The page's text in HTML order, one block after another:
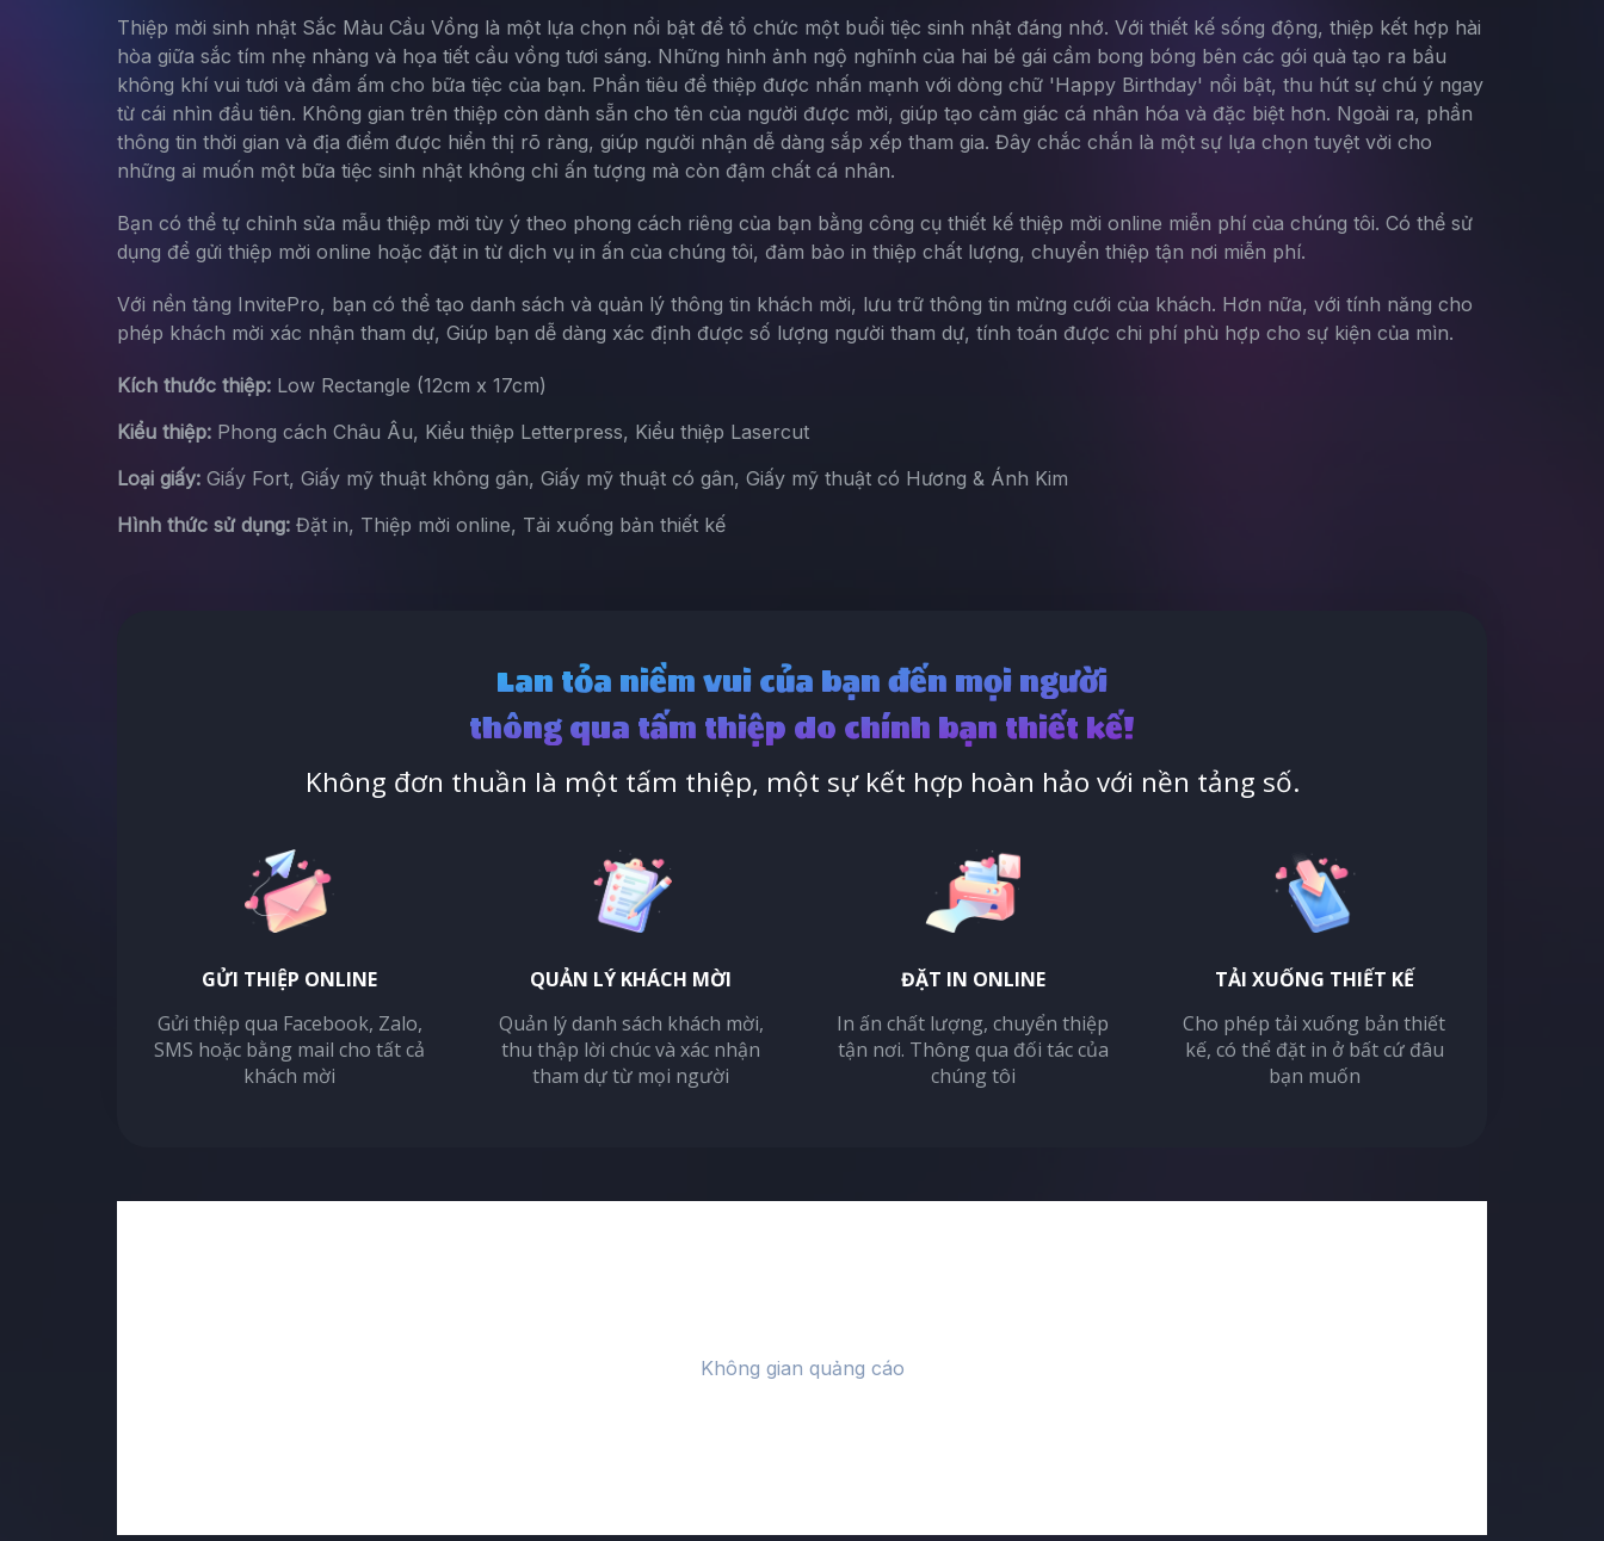
Thiệp mời sinh nhật Sắc Màu Cầu Vồng là một lựa chọn nổi bật để tổ chức một buổi tiệc sinh nhật đáng nhớ. Với thiết kế sống động, thiệp kết hợp hài
hòa giữa sắc tím nhẹ nhàng và họa tiết cầu vồng tươi sáng. Những hình ảnh ngộ nghĩnh của hai bé gái cầm bong bóng bên các gói quà tạo ra bầu
không khí vui tươi và đầm ấm cho bữa tiệc của bạn. Phần tiêu đề thiệp được nhấn mạnh với dòng chữ 'Happy Birthday' nổi bật, thu hút sự chú ý ngay
từ cái nhìn đầu tiên. Không gian trên thiệp còn dành sẵn cho tên của người được mời, giúp tạo cảm giác cá nhân hóa và đặc biệt hơn. Ngoài ra, phần
thông tin thời gian và địa điểm được hiển thị rõ ràng, giúp người nhận dễ dàng sắp xếp tham gia. Đây chắc chắn là một sự lựa chọn tuyệt vời cho
những ai muốn một bữa tiệc sinh nhật không chỉ ấn tượng mà còn đậm chất cá nhân.
Bạn có thể tự chỉnh sửa mẫu thiệp mời tùy ý theo phong cách riêng của bạn bằng công cụ thiết kế thiệp mời online miễn phí của chúng tôi. Có thể sử
dụng để gửi thiệp mời online hoặc đặt in từ dịch vụ in ấn của chúng tôi, đảm bảo in thiệp chất lượng, chuyển thiệp tận nơi miễn phí.
Với nền tảng InvitePro, bạn có thể tạo danh sách và quản lý thông tin khách mời, lưu trữ thông tin mừng cưới của khách. Hơn nữa, với tính năng cho
phép khách mời xác nhận tham dự, Giúp bạn dễ dàng xác định được số lượng người tham dự, tính toán được chi phí phù hợp cho sự kiện của mìn.
Kích thước thiệp: Low Rectangle (12cm x 17cm)
Kiểu thiệp: Phong cách Châu Âu, Kiểu thiệp Letterpress, Kiểu thiệp Lasercut
Loại giấy: Giấy Fort, Giấy mỹ thuật không gân, Giấy mỹ thuật có gân, Giấy mỹ thuật có Hương & Ánh Kim
Hình thức sử dụng: Đặt in, Thiệp mời online, Tải xuống bản thiết kế
Lan tỏa niềm vui của bạn đến mọi người
thông qua tấm thiệp do chính bạn thiết kế!
Không đơn thuần là một tấm thiệp, một sự kết hợp hoàn hảo với nền tảng số.
GỬI THIỆP ONLINE
Gửi thiệp qua Facebook, Zalo,
SMS hoặc bằng mail cho tất cả
khách mời
QUẢN LÝ KHÁCH MỜI
Quản lý danh sách khách mời,
thu thập lời chúc và xác nhận
tham dự từ mọi người
ĐẶT IN ONLINE
In ấn chất lượng, chuyển thiệp
tận nơi. Thông qua đối tác của
chúng tôi
TẢI XUỐNG THIẾT KẾ
Cho phép tải xuống bản thiết
kế, có thể đặt in ở bất cứ đâu
bạn muốn